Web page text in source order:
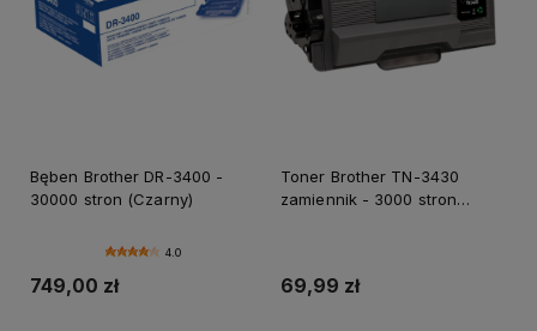
Bęben Brother DR-3400 -
30000 stron (Czarny)
4.0
749,00 zł
Toner Brother TN-3430
zamiennik - 3000 stron
69,99 zł